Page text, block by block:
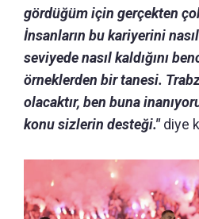
gördüğüm için gerçekten
İnsanların bu kariyerini nasıl
seviyede nasıl kaldığını
örneklerden bir tanesi.
olacaktır, ben buna
konu sizlerin desteği."diye